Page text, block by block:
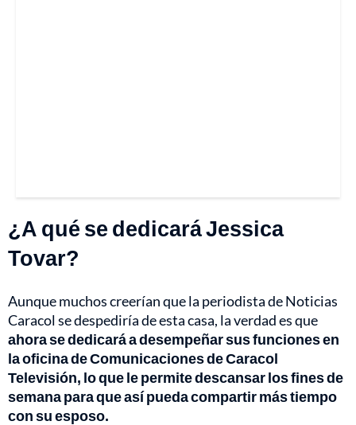
¿A qué se dedicará Jessica
Tovar?
Aunque muchos creerían que la periodista de Noticias
Caracol se despediría de esta casa, la verdad es que
ahora se dedicará a desempeñar sus funciones en
la oficina de Comunicaciones de Caracol
Televisión, lo que le permite descansar los fines de
semana para que así pueda compartir más tiempo
con su esposo.